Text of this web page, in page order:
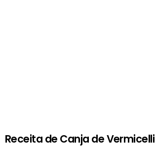
Receita de Canja de Vermicelli